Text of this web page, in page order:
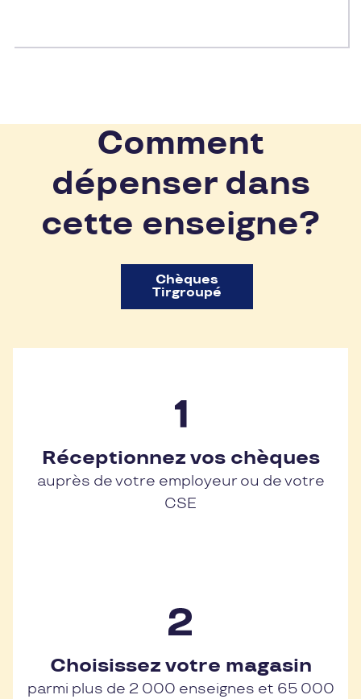
Comment
dépenser dans
cette enseigne?
Chèques
Tirgroupé
Réceptionnez vos chèques
auprès de votre employeur ou de votre
CSE
Choisissez votre magasin
parmi plus de 2 000 enseignes et 65 000